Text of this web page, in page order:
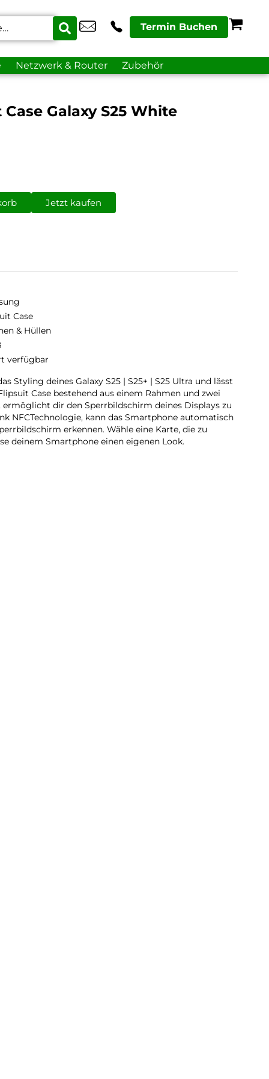
Termin Buchen
Netzwerk & Router Zubehör
Galaxy S25 White
Jetzt kaufen
Case
& Hüllen
verfügbar
Styling deines Galaxy S25 | S25+ | S25 Ultra und lässt
Case bestehend aus einem Rahmen und zwei
ermöglicht dir den Sperrbildschirm deines Displays zu
NFCTechnologie, kann das Smartphone automatisch
erkennen. Wähle eine Karte, die zu
deinem Smartphone einen eigenen Look.